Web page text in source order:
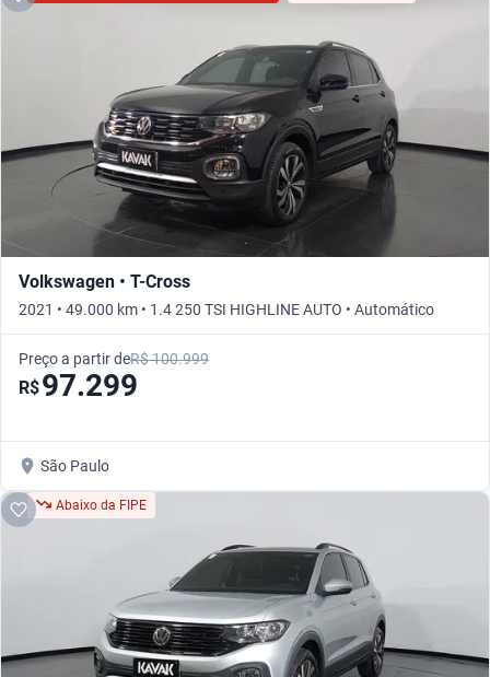
Volkswagen • T-Cross
2021 • 49.000 km • 1.4 250 TSI HIGHLINE AUTO • Automático
Preço a partir deR$ 100.999
R$97.299
São Paulo
Abaixo da FIPE